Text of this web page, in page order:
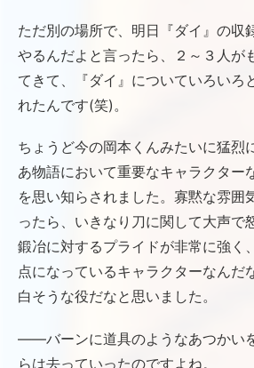
ただ別の場所で、明日『ダイ』の収
やるんだよと言ったら、２～３人が
てきて、『ダイ』についていろいろ
れたんです(笑)。
ちょうど今の岡本くんみたいに猛烈
あ物語において重要なキャラクター
を思い知らされました。寡黙な雰囲
ったら、いきなり刀に関して大声で
鍛冶に対するプライドが非常に強く
点になっているキャラクターなんだ
白そうな役だなと思いました。
――バーンに道具のようなあつかい
らは去っていったのですよね。